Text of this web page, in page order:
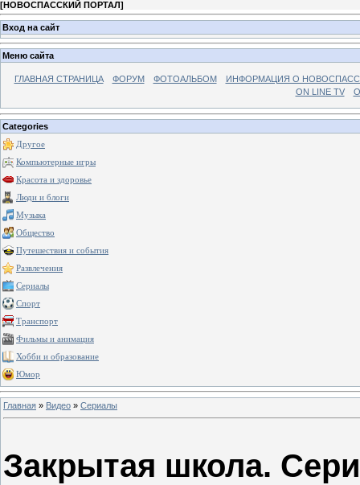
[НОВОСПАССКИЙ ПОРТАЛ]
Вход на сайт
Меню сайта
ГЛАВНАЯ СТРАНИЦА ФОРУМ ФОТОАЛЬБОМ
ИНФОРМАЦИЯ О
ON LINE TV
Categories
Другое
Компьютерные игры
Красота и здоровье
Люди и блоги
Музыка
Общество
Путешествия и события
Развлечения
Сериалы
Спорт
Транспорт
Фильмы и анимация
Хобби и образование
Юмор
Главная » Видео » Сериалы
Закрытая школа.